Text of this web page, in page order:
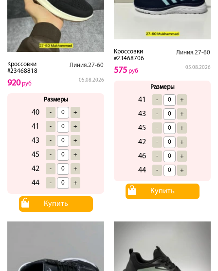
Кроссовки
#23468818
Линия.27-60
05.08.2026
920руб
Размеры
40 - +
41 - +
43 - +
45 - +
42 - +
44 - +
Купить
Кроссовки
#23468706
Линия.27-60
05.08.2026
575 руб
Размеры
41 - +
43 - +
45 - +
42 - +
46 - +
44 - +
Купить